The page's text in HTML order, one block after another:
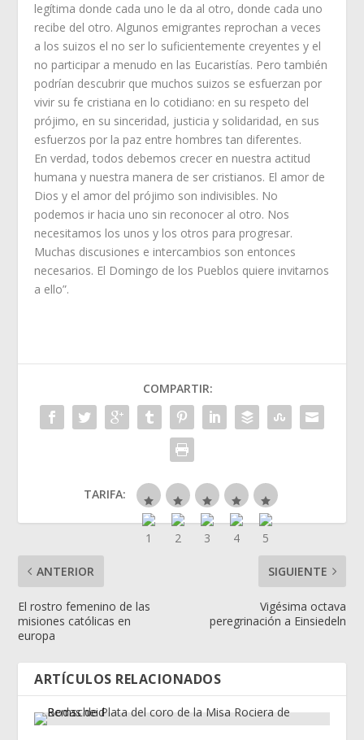
legítima donde cada uno le da al otro, donde cada uno
recibe del otro. Algunos emigrantes reprochan a veces
a los suizos el no ser lo suficientemente creyentes y el
no participar a menudo en las Eucaristías. Pero también
podrían descubrir que muchos suizos se esfuerzan por
vivir su fe cristiana en lo cotidiano: en su respeto del
prójimo, en su sinceridad, justicia y solidaridad, en sus
esfuerzos por la paz entre hombres tan diferentes.
En verdad, todos debemos crecer en nuestra actitud
humana y nuestra manera de ser cristianos. El amor de
Dios y el amor del prójimo son indivisibles. No
podemos ir hacia uno sin reconocer al otro. Nos
necesitamos los unos y los otros para progresar.
Muchas discusiones e intercambios son entonces
necesarios. El Domingo de los Pueblos quiere invitarnos
a ello”.
COMPARTIR:
TARIFA:
ANTERIOR
El rostro femenino de las
misiones católicas en
europa
SIGUIENTE
Vigésima octava
peregrinación a Einsiedeln
ARTÍCULOS RELACIONADOS